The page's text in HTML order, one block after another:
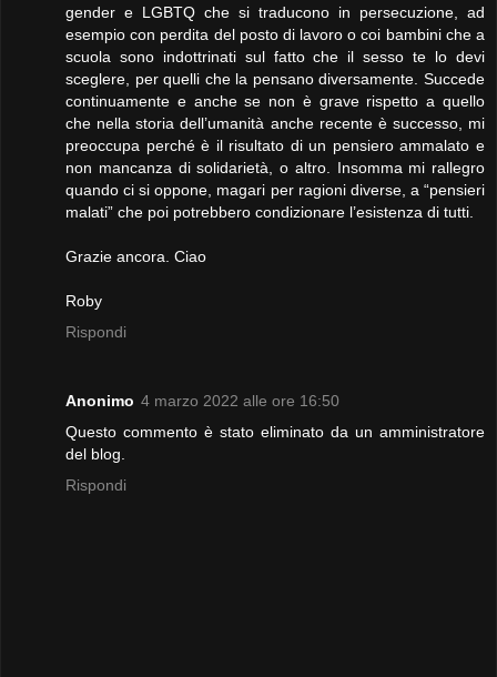
gender e LGBTQ che si traducono in persecuzione, ad
esempio con perdita del posto di lavoro o coi bambini che a
scuola sono indottrinati sul fatto che il sesso te lo devi
sceglere, per quelli che la pensano diversamente. Succede
continuamente e anche se non è grave rispetto a quello
che nella storia dell’umanità anche recente è successo, mi
preoccupa perché è il risultato di un pensiero ammalato e
non mancanza di solidarietà, o altro. Insomma mi rallegro
quando ci si oppone, magari per ragioni diverse, a “pensieri
malati” che poi potrebbero condizionare l’esistenza di tutti.
Grazie ancora. Ciao
Roby
Rispondi
Anonimo 4 marzo 2022 alle ore 16:50
Questo commento è stato eliminato da un amministratore
del blog.
Rispondi